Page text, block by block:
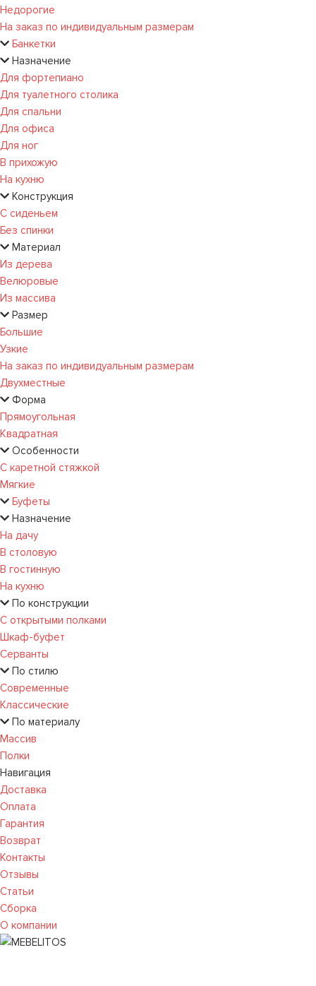
Недорогие
На заказ по индивидуальным размерам
Банкетки
Назначение
Для фортепиано
Для туалетного столика
Для спальни
Для офиса
Для ног
В прихожую
На кухню
Конструкция
С сиденьем
Без спинки
Материал
Из дерева
Велюровые
Из массива
Размер
Большие
Узкие
На заказ по индивидуальным размерам
Двухместные
Форма
Прямоугольная
Квадратная
Особенности
С каретной стяжкой
Мягкие
Буфеты
Назначение
На дачу
В столовую
В гостинную
На кухню
По конструкции
С открытыми полками
Шкаф-буфет
Серванты
По стилю
Современные
Классические
По материалу
Массив
Полки
Навигация
Доставка
Оплата
Гарантия
Возврат
Контакты
Отзывы
Статьи
Сборка
О компании